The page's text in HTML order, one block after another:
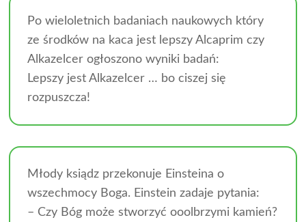
Po wieloletnich badaniach naukowych który
ze środków na kaca jest lepszy Alcaprim czy
Alkazelcer ogłoszono wyniki badań:
Lepszy jest Alkazelcer … bo ciszej się
rozpuszcza!
Młody ksiądz przekonuje Einsteina o
wszechmocy Boga. Einstein zadaje pytania:
– Czy Bóg może stworzyć ooolbrzymi kamień?